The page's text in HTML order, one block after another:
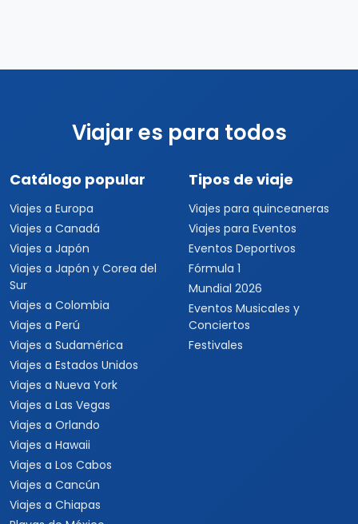
Viajar es para todos
Catálogo popular
Viajes a Europa
Viajes a Canadá
Viajes a Japón
Viajes a Japón y Corea del
Sur
Viajes a Colombia
Viajes a Perú
Viajes a Sudamérica
Viajes a Estados Unidos
Viajes a Nueva York
Viajes a Las Vegas
Viajes a Orlando
Viajes a Hawaii
Viajes a Los Cabos
Viajes a Cancún
Viajes a Chiapas
Tipos de viaje
Viajes para quinceaneras
Viajes para Eventos
Eventos Deportivos
Fórmula 1
Mundial 2026
Eventos Musicales y
Conciertos
Festivales